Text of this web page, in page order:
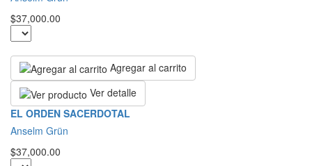
$37,000.00
Agregar al carrito
Ver detalle
EL ORDEN SACERDOTAL
Anselm Grün
$37,000.00